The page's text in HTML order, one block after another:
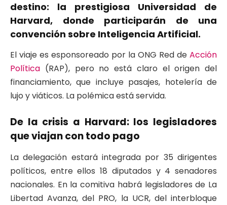
destino: la prestigiosa Universidad de
Harvard, donde participarán de una
convención sobre Inteligencia Artificial.
El viaje es esponsoreado por la ONG Red de Acción
Política (RAP), pero no está claro el origen del
financiamiento, que incluye pasajes, hotelería de
lujo y viáticos. La polémica está servida.
De la crisis a Harvard: los legisladores
que viajan con todo pago
La delegación estará integrada por 35 dirigentes
políticos, entre ellos 18 diputados y 4 senadores
nacionales. En la comitiva habrá legisladores de La
Libertad Avanza, del PRO, la UCR, del interbloque